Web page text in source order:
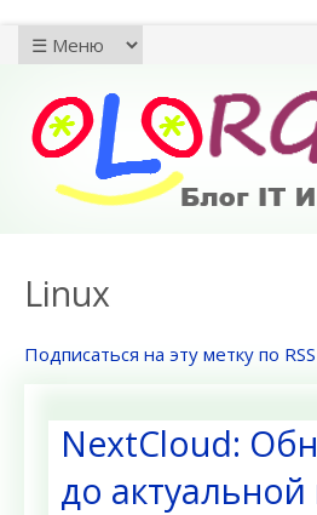
Linux
Подписаться на эту метку по RSS
NextCloud:
до актуальной